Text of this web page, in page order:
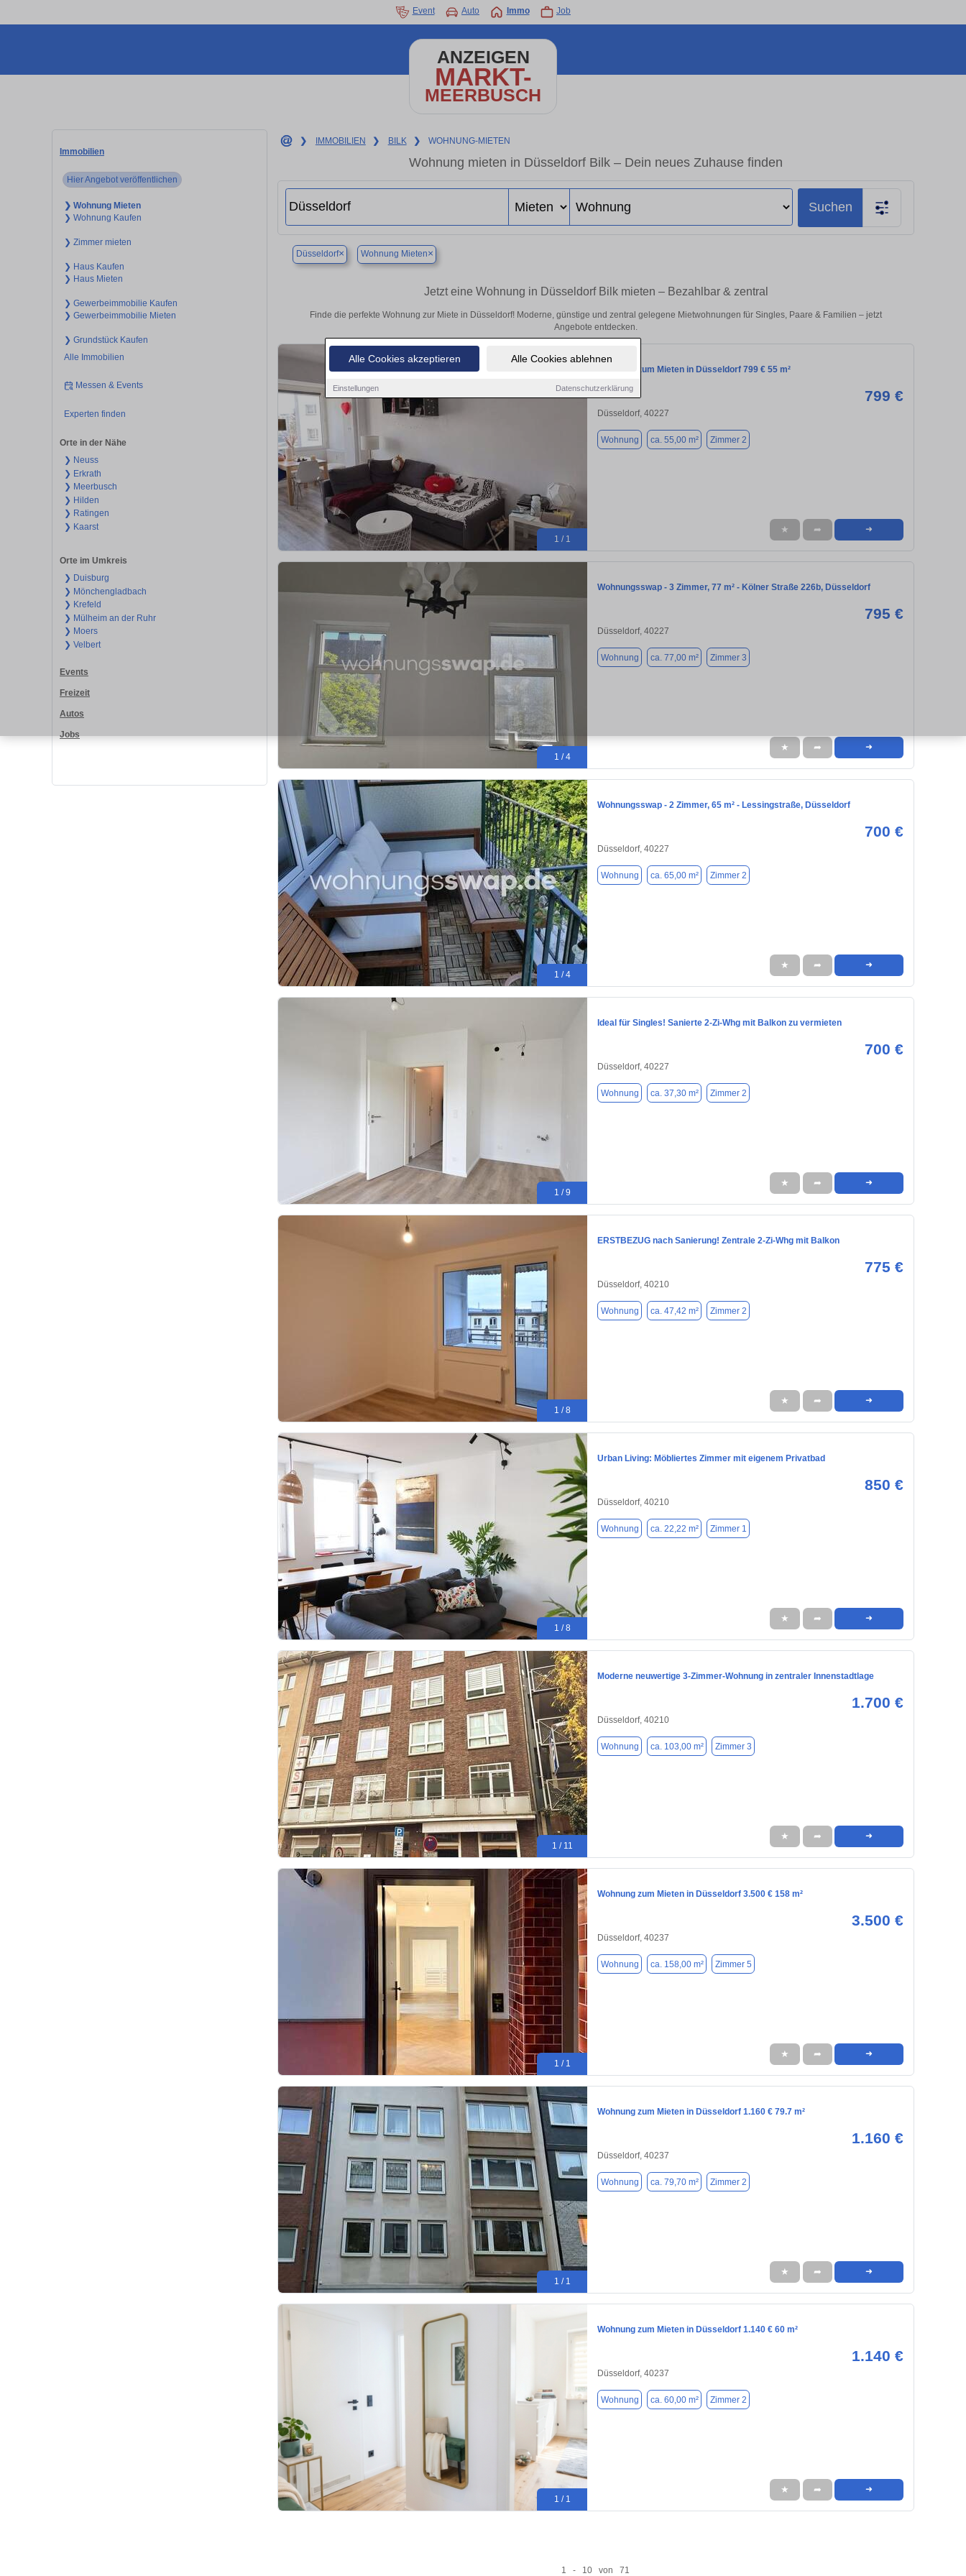
Alle Cookies akzeptieren Alle Cookies ablehnen
Einstellungen Datenschutzerklärung
Event Auto Immo Job
ANZEIGEN
MARKT-
MEERBUSCH
Immobilien
Hier Angebot veröffentlichen
❯ Wohnung Mieten
❯ Wohnung Kaufen
❯ Zimmer mieten
❯ Haus Kaufen
❯ Haus Mieten
❯ Gewerbeimmobilie Kaufen
❯ Gewerbeimmobilie Mieten
❯ Grundstück Kaufen
Alle Immobilien
Messen & Events
Experten finden
Orte in der Nähe
❯ Neuss
❯ Erkrath
❯ Meerbusch
❯ Hilden
❯ Ratingen
❯ Kaarst
Orte im Umkreis
❯ Duisburg
❯ Mönchengladbach
❯ Krefeld
❯ Mülheim an der Ruhr
❯ Moers
❯ Velbert
Events
Freizeit
Autos
Jobs
❯ IMMOBILIEN ❯ BILK ❯ WOHNUNG-MIETEN
Wohnung mieten in Düsseldorf Bilk – Dein neues Zuhause finden
Suchen
Düsseldorf× Wohnung Mieten×
Jetzt eine Wohnung in Düsseldorf Bilk mieten – Bezahlbar & zentral
Finde die perfekte Wohnung zur Miete in Düsseldorf! Moderne, günstige und zentral gelegene Mietwohnungen für Singles, Paare & Familien – jetzt
Angebote entdecken.
1 / 1
Wohnung zum Mieten in Düsseldorf 799 € 55 m²
799 €
Düsseldorf, 40227
Wohnung ca. 55,00 m² Zimmer 2
★ ➦ ➜
1 / 4
Wohnungsswap - 3 Zimmer, 77 m² - Kölner Straße 226b, Düsseldorf
795 €
Düsseldorf, 40227
Wohnung ca. 77,00 m² Zimmer 3
★ ➦ ➜
1 / 4
Wohnungsswap - 2 Zimmer, 65 m² - Lessingstraße, Düsseldorf
700 €
Düsseldorf, 40227
Wohnung ca. 65,00 m² Zimmer 2
★ ➦ ➜
1 / 9
Ideal für Singles! Sanierte 2-Zi-Whg mit Balkon zu vermieten
700 €
Düsseldorf, 40227
Wohnung ca. 37,30 m² Zimmer 2
★ ➦ ➜
1 / 8
ERSTBEZUG nach Sanierung! Zentrale 2-Zi-Whg mit Balkon
775 €
Düsseldorf, 40210
Wohnung ca. 47,42 m² Zimmer 2
★ ➦ ➜
1 / 8
Urban Living: Möbliertes Zimmer mit eigenem Privatbad
850 €
Düsseldorf, 40210
Wohnung ca. 22,22 m² Zimmer 1
★ ➦ ➜
1 / 11
Moderne neuwertige 3-Zimmer-Wohnung in zentraler Innenstadtlage
1.700 €
Düsseldorf, 40210
Wohnung ca. 103,00 m² Zimmer 3
★ ➦ ➜
1 / 1
Wohnung zum Mieten in Düsseldorf 3.500 € 158 m²
3.500 €
Düsseldorf, 40237
Wohnung ca. 158,00 m² Zimmer 5
★ ➦ ➜
1 / 1
Wohnung zum Mieten in Düsseldorf 1.160 € 79.7 m²
1.160 €
Düsseldorf, 40237
Wohnung ca. 79,70 m² Zimmer 2
★ ➦ ➜
1 / 1
Wohnung zum Mieten in Düsseldorf 1.140 € 60 m²
1.140 €
Düsseldorf, 40237
Wohnung ca. 60,00 m² Zimmer 2
★ ➦ ➜
1 - 10 von 71